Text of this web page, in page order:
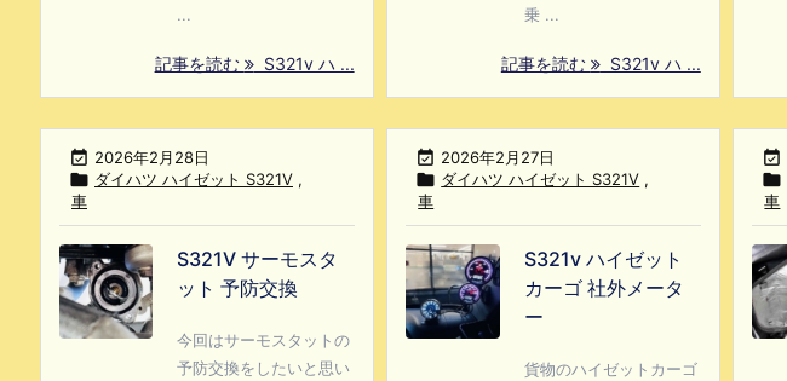
...
記事を読む S321v ハ ...
乗 ...
記事を読む S321v ハ ...
 2026年2月28日
 ダイハツ ハイゼット S321V ,
車
S321V サーモスタ
ット 予防交換
今回はサーモスタットの
予防交換をしたいと思い
 2026年2月27日
 ダイハツ ハイゼット S321V ,
車
S321v ハイゼット
カーゴ 社外メータ
ー
貨物のハイゼットカーゴ


車